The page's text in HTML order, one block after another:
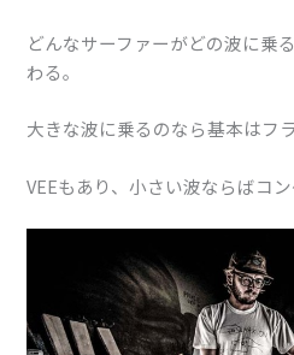
どんなサーファーがどの波に乗
わる。
大きな波に乗るのなら基本はフ
VEEもあり、小さい波ならばコ